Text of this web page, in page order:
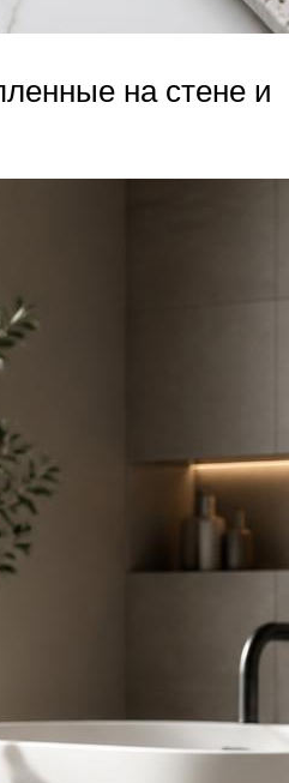
на стене и